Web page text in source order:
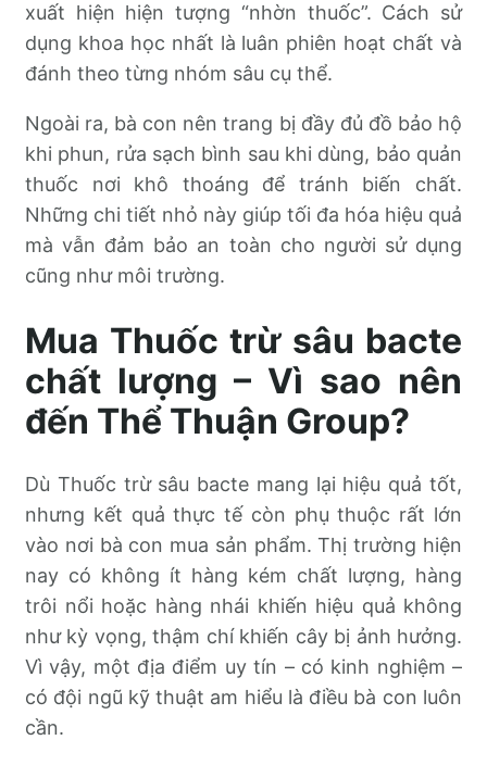
xuất hiện hiện tượng “nhờn thuốc”. Cách sử
dụng khoa học nhất là luân phiên hoạt chất và
đánh theo từng nhóm sâu cụ thể.
Ngoài ra, bà con nên trang bị đầy đủ đồ bảo hộ
khi phun, rửa sạch bình sau khi dùng, bảo quản
thuốc nơi khô thoáng để tránh biến chất.
Những chi tiết nhỏ này giúp tối đa hóa hiệu quả
mà vẫn đảm bảo an toàn cho người sử dụng
cũng như môi trường.
Mua Thuốc trừ sâu bacte
chất lượng – Vì sao nên
đến Thể Thuận Group?
Dù Thuốc trừ sâu bacte mang lại hiệu quả tốt,
nhưng kết quả thực tế còn phụ thuộc rất lớn
vào nơi bà con mua sản phẩm. Thị trường hiện
nay có không ít hàng kém chất lượng, hàng
trôi nổi hoặc hàng nhái khiến hiệu quả không
như kỳ vọng, thậm chí khiến cây bị ảnh hưởng.
Vì vậy, một địa điểm uy tín – có kinh nghiệm –
có đội ngũ kỹ thuật am hiểu là điều bà con luôn
cần.